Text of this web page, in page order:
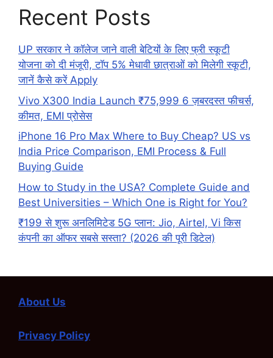
Recent Posts
UP सरकार ने कॉलेज जाने वाली बेटियों के लिए फ्री स्कूटी
योजना को दी मंजूरी, टॉप 5% मेधावी छात्राओं को मिलेगी स्कूटी,
जानें कैसे करें Apply
Vivo X300 India Launch ₹75,999 6 ज़बरदस्त फीचर्स,
कीमत, EMI प्रोसेस
iPhone 16 Pro Max Where to Buy Cheap? US vs
India Price Comparison, EMI Process & Full
Buying Guide
How to Study in the USA? Complete Guide and
Best Universities – Which One is Right for You?
₹199 से शुरू अनलिमिटेड 5G प्लान: Jio, Airtel, Vi किस
कंपनी का ऑफर सबसे सस्ता? (2026 की पूरी डिटेल)
About Us
Privacy Policy